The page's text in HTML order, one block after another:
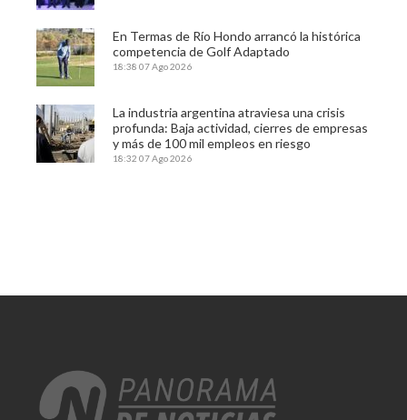
En Termas de Río Hondo arrancó la histórica
competencia de Golf Adaptado
18:38 07 Ago 2026
La industria argentina atraviesa una crisis
profunda: Baja actividad, cierres de empresas
y más de 100 mil empleos en riesgo
18:32 07 Ago 2026